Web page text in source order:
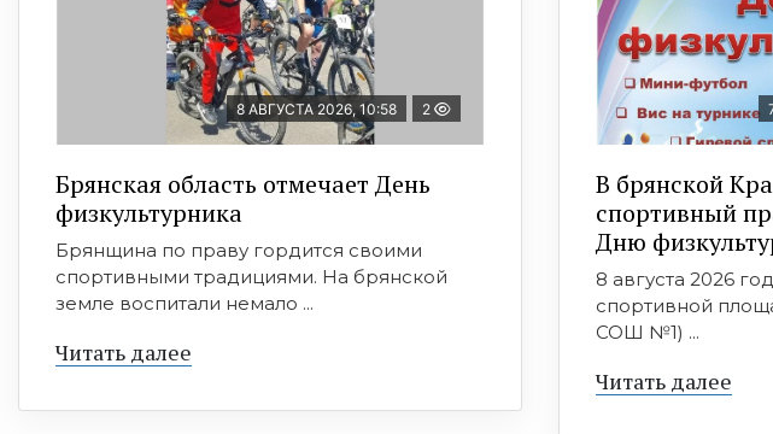
8 АВГУСТА 2026, 10:58 2
Брянская область отмечает День
физкультурника
Брянщина по праву гордится своими
спортивными традициями. На брянской
земле воспитали немало ...
Читать далее
В брянской
спортивный
Дню
8 августа 2026
спортивной
СОШ №1) ...
Читать далее